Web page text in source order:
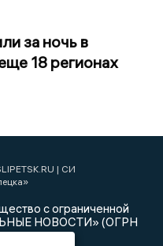
за ночь в
18 регионах
| СИ
с ограниченной
НОВОСТИ» (ОГРН